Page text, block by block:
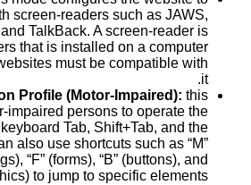
screen-readers such as JAWS,
TalkBack. A screen-reader is
that is installed on a computer
must be compatible with
it.
Profile (Motor-Impaired): this
impaired persons to operate the
Tab, Shift+Tab, and the
also use shortcuts such as “M”
“F” (forms), “B” (buttons), and
to jump to specific elements.